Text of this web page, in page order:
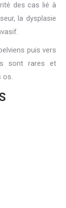
des cas lié à
la dysplasie
puis vers
sont rares et
os.